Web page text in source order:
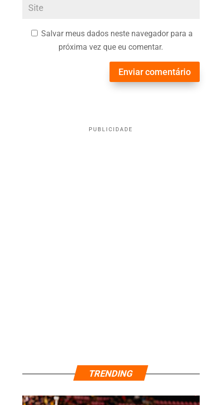
Salvar meus dados neste navegador para a
próxima vez que eu comentar.
Enviar comentário
PUBLICIDADE
TRENDING